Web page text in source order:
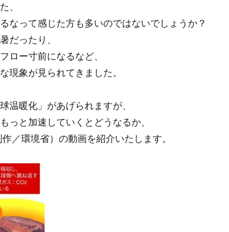
、
なって感じた方も多いのではないでしょうか？
だったり、
ロー寸前になるなど、
現象が見られてきました。
温暖化」があげられますが、
っと加速していくとどうなるか、
／環境省）の動画を紹介いたします。